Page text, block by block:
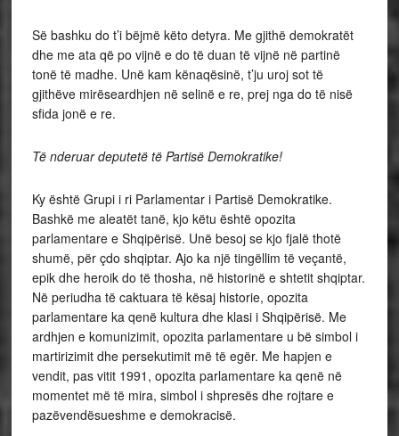
Së bashku do t’i bëjmë këto detyra. Me gjithë demokratët
dhe me ata që po vijnë e do të duan të vijnë në partinë
tonë të madhe. Unë kam kënaqësinë, t’ju uroj sot të
gjithëve mirëseardhjen në selinë e re, prej nga do të nisë
sfida jonë e re.
Të nderuar deputetë të Partisë Demokratike!
Ky është Grupi i ri Parlamentar i Partisë Demokratike.
Bashkë me aleatët tanë, kjo këtu është opozita
parlamentare e Shqipërisë. Unë besoj se kjo fjalë thotë
shumë, për çdo shqiptar. Ajo ka një tingëllim të veçantë,
epik dhe heroik do të thosha, në historinë e shtetit shqiptar.
Në periudha të caktuara të kësaj historie, opozita
parlamentare ka qenë kultura dhe klasi i Shqipërisë. Me
ardhjen e komunizimit, opozita parlamentare u bë simbol i
martirizimit dhe persekutimit më të egër. Me hapjen e
vendit, pas vitit 1991, opozita parlamentare ka qenë në
momentet më të mira, simbol i shpresës dhe rojtare e
pazëvendësueshme e demokracisë.